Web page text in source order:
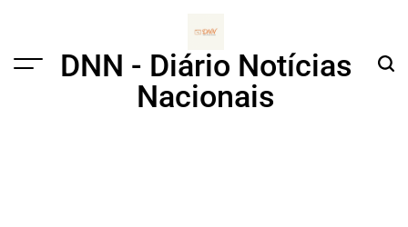
Menu
DNN - Diário Notícias
Nacionais